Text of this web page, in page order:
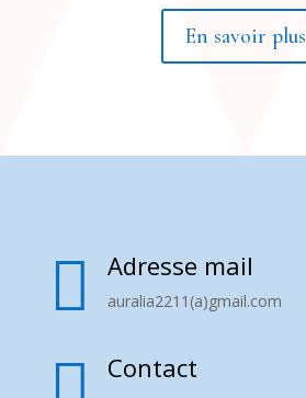
En savoir plus
 Adresse mail
auralia2211(a)gmail.com
Contact